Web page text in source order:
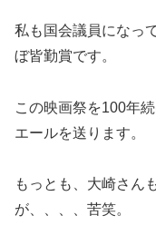
私も国会議員になっ
ぼ皆勤賞です。
この映画祭を100年
エールを送ります。
もっとも、大崎さん
が、、、、苦笑。